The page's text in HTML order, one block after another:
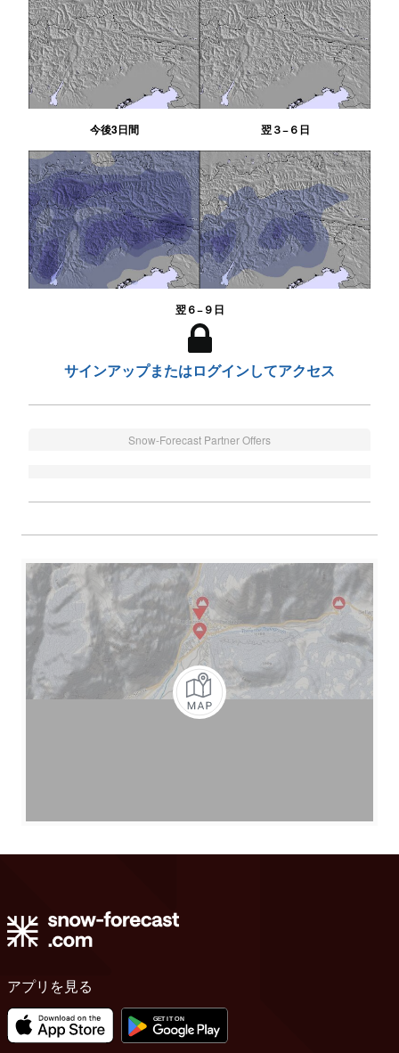
今後3日間 翌３−６日
翌６−９日
サインアップまたはログインしてアクセス
Snow-Forecast Partner Offers
アプリを見る